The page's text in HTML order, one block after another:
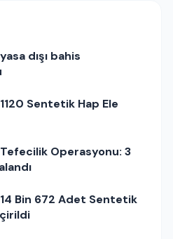
dışı bahis
Sentetik Hap Ele
Operasyonu: 3
Bin 672 Adet Sentetik